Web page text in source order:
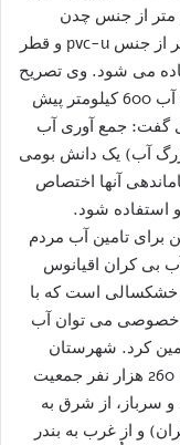
های قطر 400 تا 800 میلی متر از جنس چدن
نشکن داکتیل و grp، قطر 160 تا 355 میلی متر از جنس pvc-u و قطر
می شود. وی تصریح
کرد: در این طرح طول لوله های شبکه توزیع آب 600 کیلومتر پیش
وی گفت: جمع آوری آب
آب) یک دانش بومی
آنها اختصاص
استفاده شود.
برای تامین آب مردم
بی کران اقیانوس
خشکسالی است که با
خصوصی می توان آب
کرد. شهرستان
چابهار از توابع استان سیستان و بلوچستان با 260 هزار نفر جمعیت
سرباز، از شرق به
و از غرب به بندر